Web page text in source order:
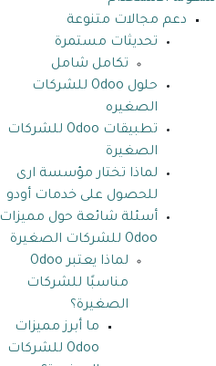
دعم مجالات متنوعة
تحديثات مستمرة
تكامل شامل
حلول Odoo للشركات
الصغيره
تطبيقات Odoo للشركات
الصغيرة
لماذا تختار مؤسسة ارى
للحصول على خدمات أودو
أسئلة شائعة حول مميزات
Odoo للشركات الصغيرة
لماذا يعتبر Odoo
مناسبًا للشركات
الصغيرة؟
ما أبرز مميزات
Odoo للشركات